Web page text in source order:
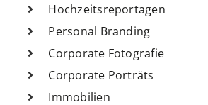
Hochzeitsreportagen
Personal Branding
Corporate Fotografie
Corporate Porträts
Immobilien